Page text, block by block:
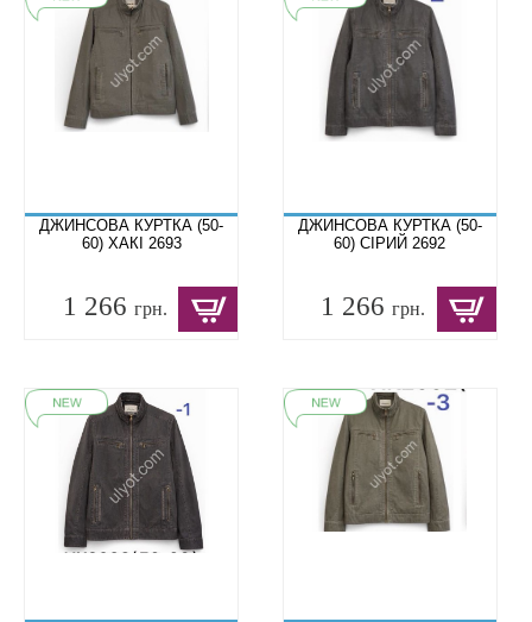
ДЖИНСОВА КУРТКА (50-
60) ХАКІ 2693
1 266 грн.
ДЖИНСОВА КУРТКА (50-
60) СІРИЙ 2692
1 266грн.